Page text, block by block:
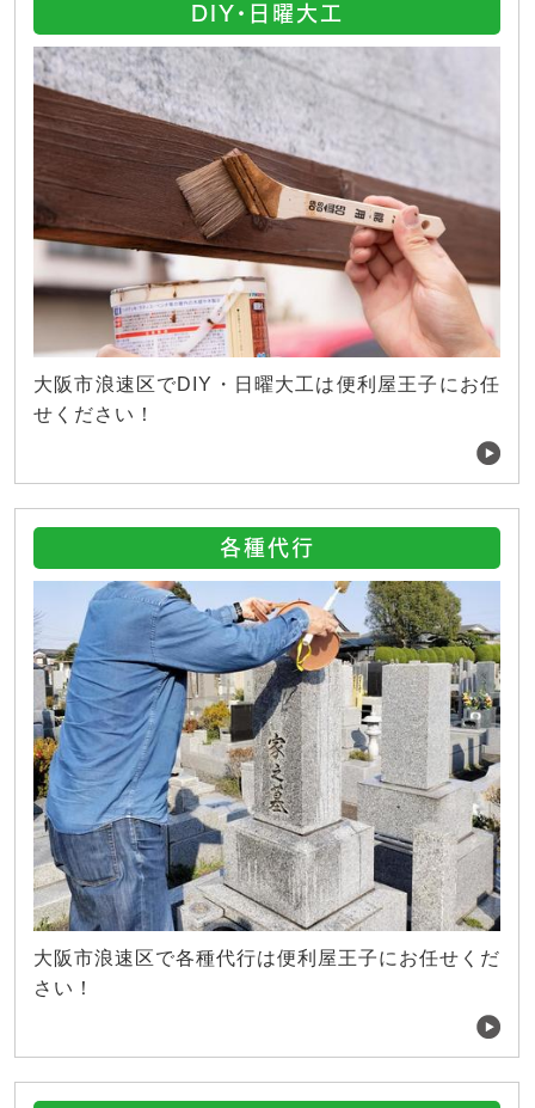
DIY・日曜大工
大阪市浪速区でDIY・日曜大工は便利屋王子にお任
せください！
各種代行
大阪市浪速区で各種代行は便利屋王子にお任せくだ
さい！